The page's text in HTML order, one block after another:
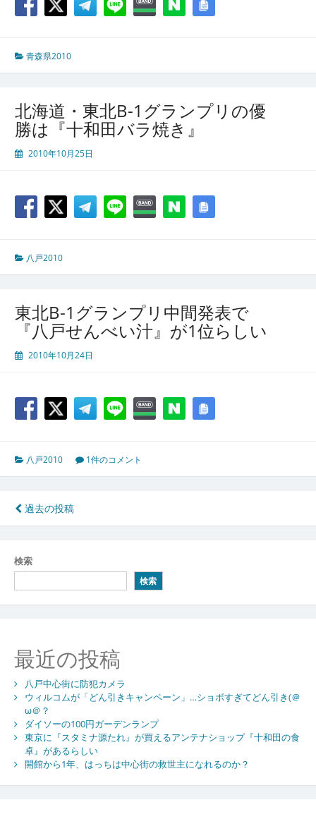
青森県2010
北海道・東北B-1グランプリの優
勝は『十和田バラ焼き』
2010年10月25日
八戸2010
東北B-1グランプリ中間発表で
『八戸せんべい汁』が1位らしい
2010年10月24日
八戸2010 1件のコメント
投
稿
ナ
ビ
ゲ
シ
ョ
ン
過去の投稿
検索
検索
最近の投稿
八戸中心街に防犯カメラ
ウィルコムが「どん引きキャンペーン」…ショボすぎてどん引き(＠
ω＠？
ダイソーの100円ガーデンランプ
東京に『スタミナ源たれ』が買えるアンテナショップ『十和田の食
卓』があるらしい
開館から1年、はっちは中心街の救世主になれるのか？